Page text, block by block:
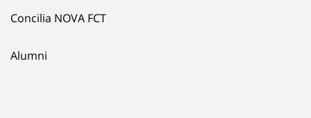
Concilia NOVA FCT
Alumni